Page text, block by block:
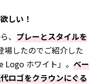
しい！
、 プレーとスタイルを
場したのでご紹介した
Logo ホワイト」。 ベー
ロゴをクラウンにぐる